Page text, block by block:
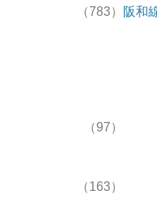
（783） 阪和
（97）
（163）